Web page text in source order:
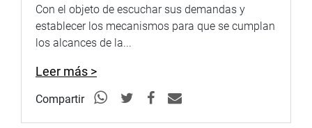
presupuesto de la Reconstruccióncon Cambios.
El dirigente Lienzo Carrariar Quintanilla informó al
naturaleza que causó el fenómeno de “El Niño Costero” a
Con el objeto de escuchar sus demandas y
establecer los mecanismos para que se cumplan
los alcances de la...
Leer más >
Compartir